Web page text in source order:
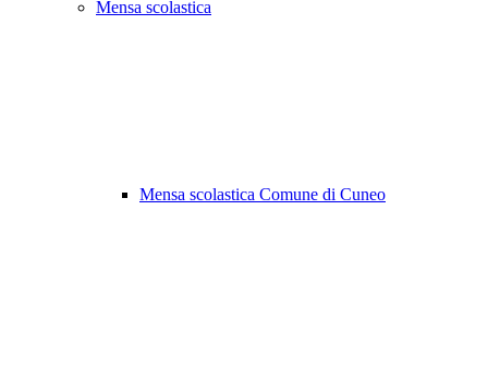
Mensa scolastica
Mensa scolastica Comune di Cuneo